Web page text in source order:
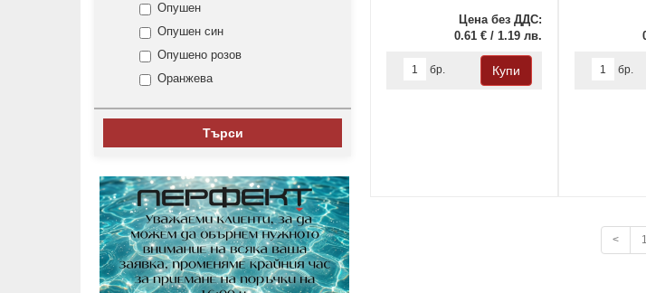
18mm x 18m
18mm x 25m
18mm x 40m
18mm x 60m
18mmx33m
19mm x 18m
19mm x 45m
19mm x 50m
19mm x 66m
24mm x 10m
24mm x 20m
Опушен
Опушен син
Опушено розов
Оранжева
Черен
бяла
кафява
невидима
сив
червена
Търси
Цена без ДДС:
0.61 € / 1.19 лв.
бр. бр.
< 1